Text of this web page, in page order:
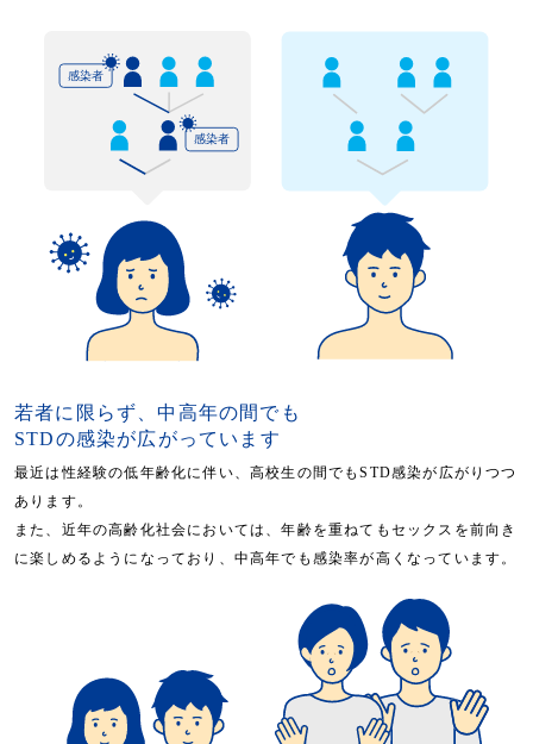
若者に限らず、中高年の間でも
STDの感染が広がっています
最近は性経験の低年齢化に伴い、高校生の間でもSTD感染が広がりつつ
あります。
また、近年の高齢化社会においては、年齢を重ねてもセックスを前向き
に楽しめるようになっており、中高年でも感染率が高くなっています。